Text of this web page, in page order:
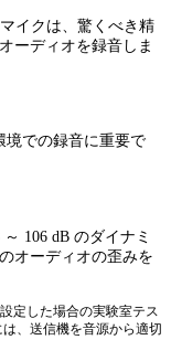
イクは、驚くべき精
ーディオを録音しま
境での録音に重要で
106 dB のダイナミ
オーディオの歪みを
定した場合の実験室テス
、送信機を音源から適切